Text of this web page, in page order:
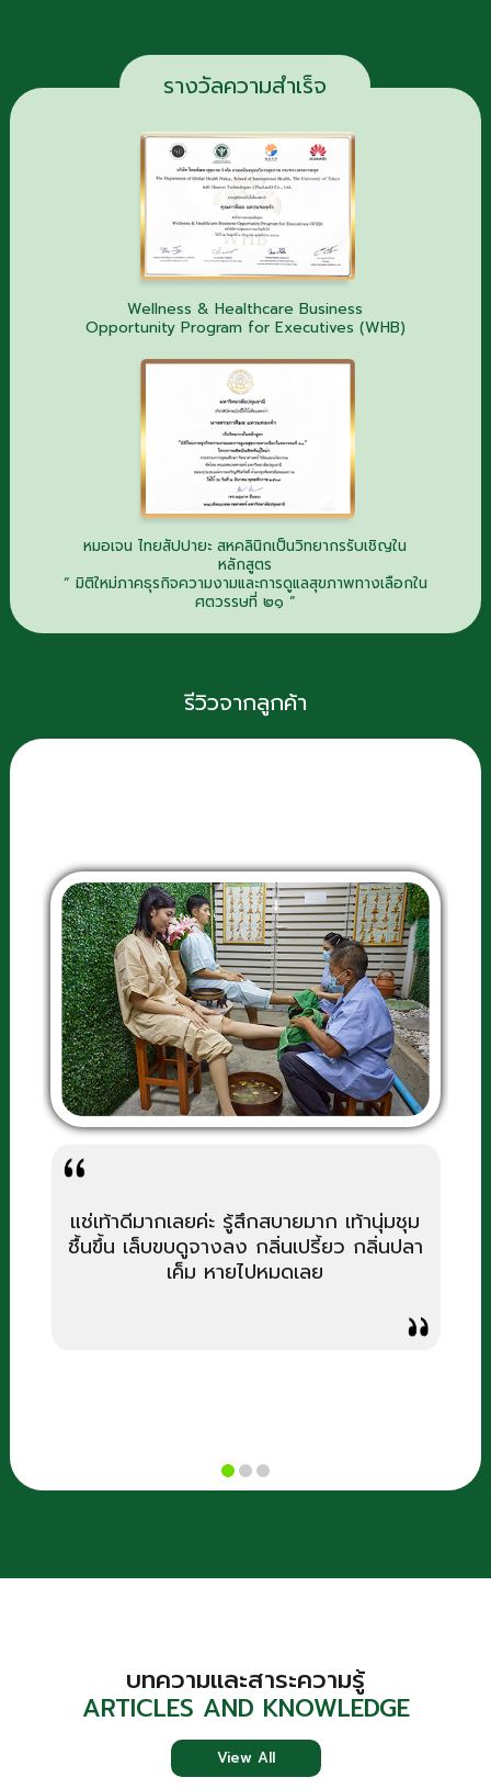
รางวัลความสำเร็จ
Wellness & Healthcare Business
Opportunity Program for Executives (WHB)
หมอเจน ไทยสัปปายะ สหคลินิกเป็นวิทยากรรับเชิญใน
หลักสูตร
“ มิติใหม่ภาคธุรกิจความงามและการดูแลสุขภาพทางเลือกใน
ศตวรรษที่ ๒๑ “
รีวิวจากลูกค้า
แช่เท้าดีมากเลยค่ะ รู้สึกสบายมาก เท้านุ่มชุม
ชื้นขึ้น เล็บขบดูจางลง กลิ่นเปรี้ยว กลิ่นปลา
เค็ม หายไปหมดเลย
บทความและสาระความรู้
ARTICLES AND KNOWLEDGE
View All